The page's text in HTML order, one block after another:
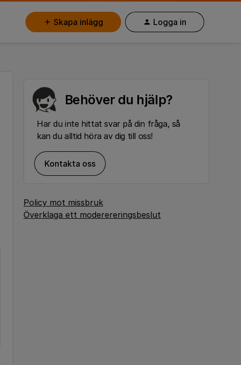
Skapa inlägg Logga in
Behöver du hjälp?
Har du inte hittat svar på din fråga, så
kan du alltid höra av dig till oss!
Kontakta oss
Policy mot missbruk
Överklaga ett moderereringsbeslut